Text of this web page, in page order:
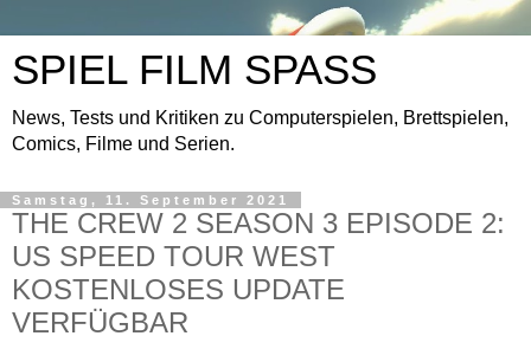
SPIEL FILM SPASS
News, Tests und Kritiken zu Computerspielen, Brettspielen,
Comics, Filme und Serien.
Samstag, 11. September 2021
THE CREW 2 SEASON 3 EPISODE 2:
US SPEED TOUR WEST
KOSTENLOSES UPDATE
VERFÜGBAR